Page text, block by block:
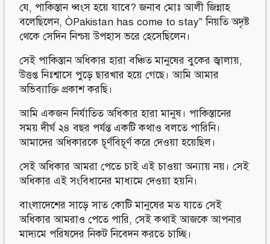
যে, পাকিস্তান ধ্বংস হয়ে যাবে? জনাব মোঃ আলী জিন্নাহ
বলেছিলেন, ÒPakistan has come to stay” নিয়তি অদৃষ্ট
থেকে সেদিন নিশ্চয় উপহাস ভরে হেসেছিলেন।
সেই পাকিস্তান অধিকার হারা বঞ্চিত মানুষের বুকের জ্বালায়,
উত্তপ্ত নিঃশ্বাসে পুড়ে ছারখার হয়ে গেছে। আমি আমার
অভিব্যাক্তি প্রকাশ করছি।
আমি একজন নির্যাতিত অধিকার হারা মানুষ। পাকিস্তানের
সময় দীর্ঘ ২৪ বছর পর্যন্ত একটি কথাও বলতে পারিনি।
আমাদের অধিকারকে চূর্ণবিচূর্ণ করে দেওয়া হয়েছিল।
সেই অধিকার আমরা পেতে চাই এই চাওয়া অন্যায় নয়। সেই
অধিকার এই সংবিধানের মাধ্যমে দেওয়া হয়নি।
বাংলাদেশের সাড়ে সাত কোটি মানুষের মত যাতে সেই
অধিকার আমরাও পেতে পারি, সেই কথাই আজকে আপনার
মাদ্যমে পরিষদের নিকট নিবেদন করতে চাচ্ছি।